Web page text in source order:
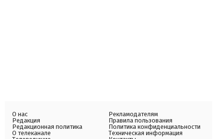
О нас
Редакция
Редакционная политика
О телеканале
Рекламодателям
Правила пользования
Политика конфиденциальности
Техническая информация